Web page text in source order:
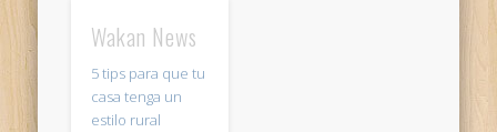
Wakan News
5 tips para que tu
casa tenga un
estilo rural